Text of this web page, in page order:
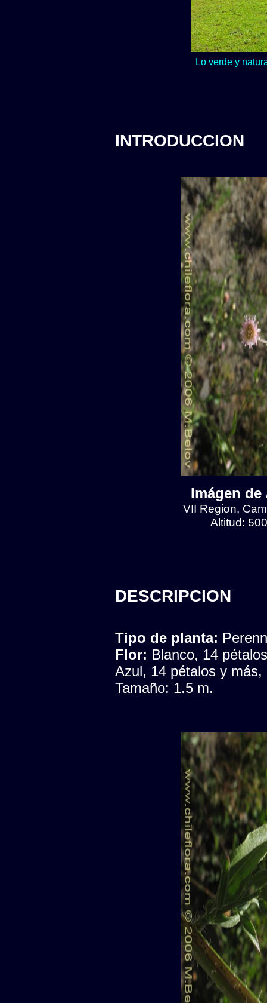
Lo verde y
INTRODUCCION
Imágen de
VII Region,
Altitud:
DESCRIPCION
Tipo de planta:
Flor: Blanco, 14
Azul, 14 pétalos y
Tamaño: 1.5 m.